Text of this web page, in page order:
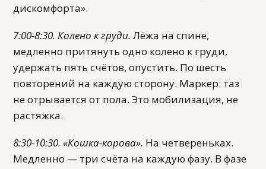
дискомфорта».
7:00-8:30. Колено к груди.Лёжа на спине,
медленно притянуть одно колено к груди,
удержать пять счётов, опустить. По шесть
повторений на каждую сторону. Маркер: таз
не отрывается от пола. Это мобилизация, не
растяжка.
8:30-10:30. «Кошка-корова». На четвереньках.
Медленно — три счёта на каждую фазу. В фазе